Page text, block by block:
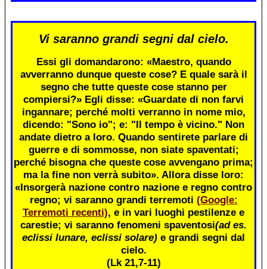
Vi saranno grandi segni dal cielo.
Essi gli domandarono: «Maestro, quando
avverranno dunque queste cose? E quale sarà il
segno che tutte queste cose stanno per
compiersi?» Egli disse: «Guardate di non farvi
ingannare; perché molti verranno in nome mio,
dicendo: "Sono io"; e: "Il tempo è vicino." Non
andate dietro a loro. Quando sentirete parlare di
guerre e di sommosse, non siate spaventati;
perché bisogna che queste cose avvengano prima;
ma la fine non verrà subito». Allora disse loro:
«Insorgerà nazione contro nazione e regno contro
regno; vi saranno grandi terremoti (Google:
Terremoti recenti), e in vari luoghi pestilenze e
carestie; vi saranno fenomeni spaventosi(ad es.
eclissi lunare, eclissi solare) e grandi segni dal
cielo.
(Lk 21,7-11)